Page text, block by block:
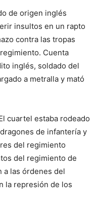
de origen inglés
insultos en un rapto
contra las tropas
Cuenta
inglés, soldado del
a metralla y mató
cuartel estaba rodeado
de infantería y
del regimiento
del regimiento de
a las órdenes del
la represión de los